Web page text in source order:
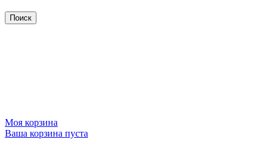
Моя корзина
Ваша корзина пуста